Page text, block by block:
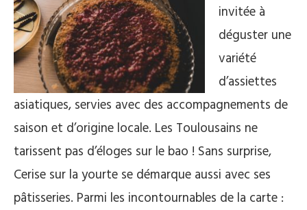
invitée à
déguster une
variété
d’assiettes
asiatiques, servies avec des accompagnements de
saison et d’origine locale. Les Toulousains ne
tarissent pas d’éloges sur le bao ! Sans surprise,
Cerise sur la yourte se démarque aussi avec ses
pâtisseries. Parmi les incontournables de la carte :